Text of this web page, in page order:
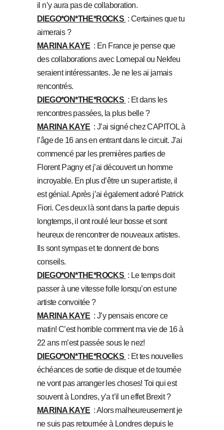
il n’y aura pas de collaboration.
DIEGO*ON*THE*ROCKS : Certaines que tu
aimerais ?
MARINA KAYE : En France je pense que
des collaborations avec Lomepal ou Nekfeu
seraient intéressantes. Je ne les ai jamais
rencontrés.
DIEGO*ON*THE*ROCKS : Et dans les
rencontres passées, la plus belle ?
MARINA KAYE : J’ai signé chez CAPITOL à
l’âge de 16 ans en entrant dans le circuit. J’ai
commencé par les premières parties de
Florent Pagny et j’ai découvert un homme
incroyable. En plus d’être un super artiste, il
est génial. Après j’ai également adoré Patrick
Fiori. Ces deux là sont dans la partie depuis
longtemps, il ont roulé leur bosse et sont
heureux de rencontrer de nouveaux artistes.
Ils sont sympas et te donnent de bons
conseils.
DIEGO*ON*THE*ROCKS : Le temps doit
passer à une vitesse folle lorsqu’on est une
artiste convoitée ?
MARINA KAYE : J’y pensais encore ce
matin! C’est horrible comment ma vie de 16 à
22 ans m’est passée sous le nez!
DIEGO*ON*THE*ROCKS : Et tes nouvelles
échéances de sortie de disque et de tournée
ne vont pas arranger les choses! Toi qui est
souvent à Londres, y’a t’il un effet Brexit ?
MARINA KAYE : Alors malheureusement je
ne suis pas retournée à Londres depuis le